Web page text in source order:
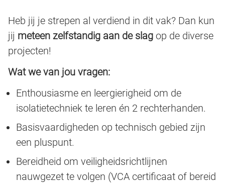
Heb jij je strepen al verdiend in dit vak? Dan kun
jij meteen zelfstandig aan de slag op de diverse
projecten!
Wat we van jou vragen:
Enthousiasme en leergierigheid om de
isolatietechniek te leren én 2 rechterhanden.
Basisvaardigheden op technisch gebied zijn
een pluspunt.
Bereidheid om veiligheidsrichtlijnen
nauwgezet te volgen (VCA certificaat of bereid